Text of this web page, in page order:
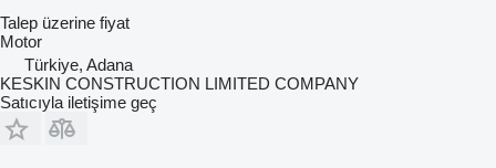
Talep üzerine fiyat
Motor
Türkiye, Adana
KESKIN CONSTRUCTION LIMITED COMPANY
Satıcıyla iletişime geç